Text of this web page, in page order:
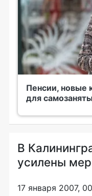
Пенсии, новые
для
В
усилены
17 января 2007,